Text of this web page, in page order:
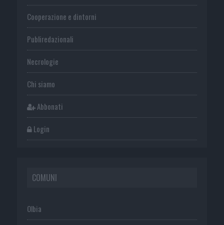
Cooperazione e dintorni
Publiredazionali
Necrologie
Chi siamo
Abbonati
Login
COMUNI
Olbia